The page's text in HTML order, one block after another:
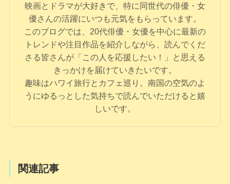
映画とドラマが大好きで、特に同世代の俳優・女
優さんの活躍にいつも元気をもらっています。
このブログでは、20代俳優・女優を中心に最新の
トレンドや注目作品を紹介しながら、読んでくだ
さる皆さんが「この人を応援したい！」と思える
きっかけを届けていきたいです。
趣味はハワイ旅行とカフェ巡り。南国の空気のよ
うにゆるっとした気持ちで読んでいただけると嬉
しいです。
関連記事